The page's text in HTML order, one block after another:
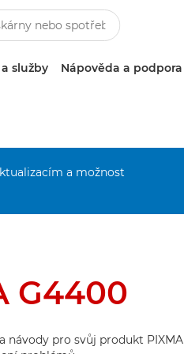
služby Nápověda a podpora
a možnost
G4400
návody pro svůj produkt PIXMA